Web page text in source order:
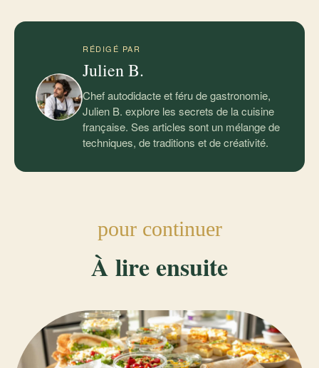
RÉDIGÉ PAR
Julien B.
Chef autodidacte et féru de gastronomie,
Julien B. explore les secrets de la cuisine
française. Ses articles sont un mélange de
techniques, de traditions et de créativité.
pour continuer
À lire ensuite